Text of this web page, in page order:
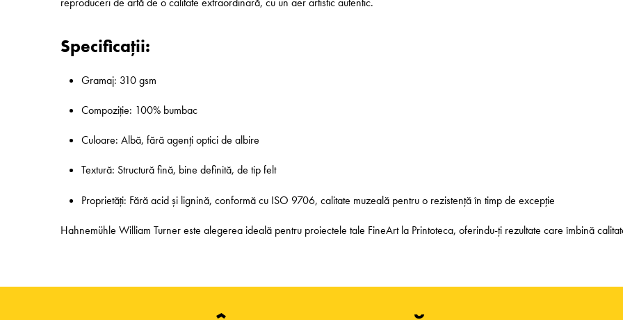
Specificații:
Gramaj: 310 gsm
Compoziție: 100% bumbac
Culoare: Albă, fără agenți optici de albire
Textură: Structură fină, bine definită, de tip felt
Proprietăți: Fără acid și lignină, conformă cu ISO 9706, calitate muzeală pentru o rezistență în timp de excepție
Hahnemühle William Turner este alegerea ideală pentru proiectele tale FineArt la Printoteca, oferindu-ți rezultate care îmbină